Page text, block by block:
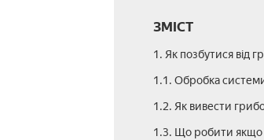
ЗМІСТ
1. Як позбутися від
1.1. Обробка системи
1.2. Як вивести
1.3. Що робити якщо